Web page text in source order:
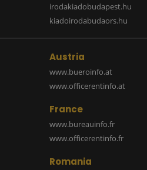
irodakiadobudapest.hu
kiadoirodabudaors.hu
Austria
www.bueroinfo.at
www.officerentinfo.at
France
www.bureauinfo.fr
www.officerentinfo.fr
Romania